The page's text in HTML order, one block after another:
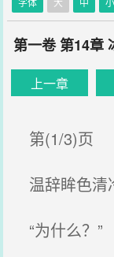
第一卷 第14章
上一章
第(1/3)页
温辞眸色清
“为什么？”